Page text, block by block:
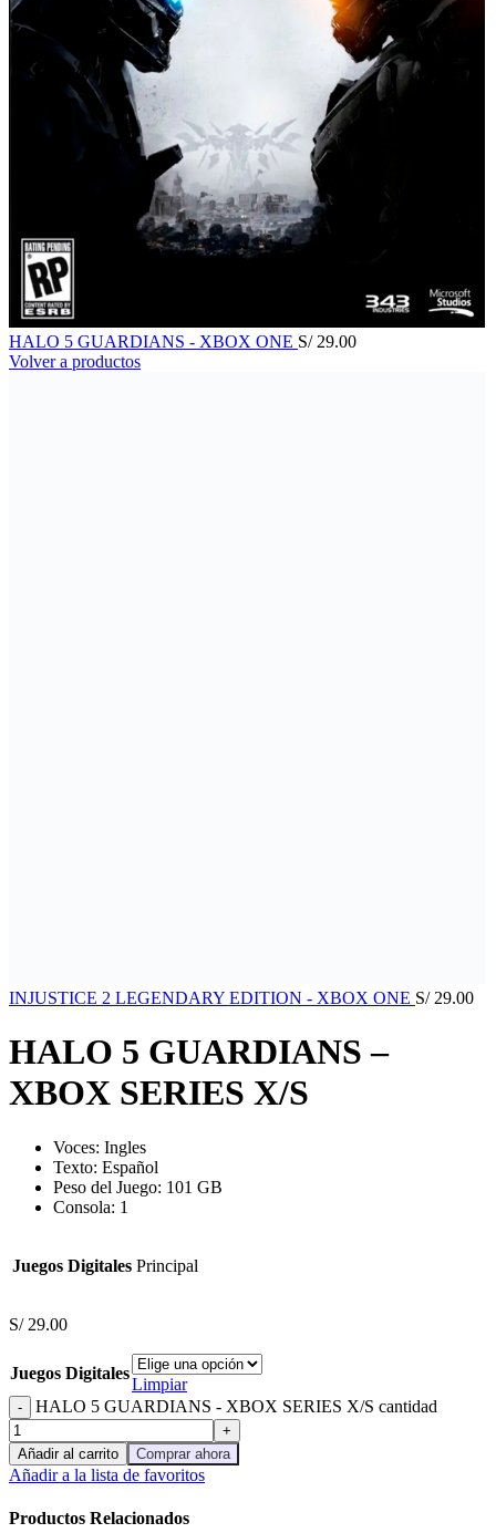
HALO 5 GUARDIANS - XBOX ONE S/29.00
Volver a productos
INJUSTICE 2 LEGENDARY EDITION - XBOX ONE S/29.00
HALO 5 GUARDIANS –
XBOX SERIES X/S
Voces: Ingles
Texto: Español
Peso del Juego: 101 GB
Consola: 1
Juegos Digitales Principal
S/29.00
Juegos Digitales
Limpiar
HALO 5 GUARDIANS - XBOX SERIES X/S cantidad
Añadir al carrito Comprar ahora
Añadir a la lista de favoritos
Productos Relacionados